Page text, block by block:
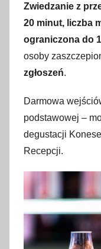
2
s
t
y
c
n
i
a
2
Zwiedzanie z
20 minut, liczba
ograniczona do
osoby
zgłoszeń.
Darmowa
podstawowej –
degustacji
Recepcji.